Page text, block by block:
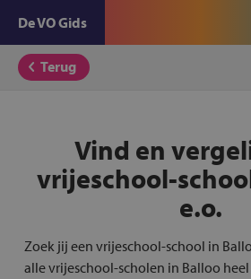
De VO Gids
Terug
Vind en
vrijeschool-
e.o.
Zoek jij een vrijeschool-school in
alle vrijeschool-scholen in Balloo